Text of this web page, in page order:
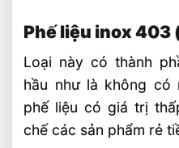
Phế liệu inox 403
Loại này có thành
hầu như là không có
phế liệu có giá trị
chế các sản phẩm rẻ